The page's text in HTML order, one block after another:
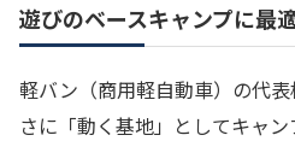
遊びのベースキャンプに最
軽バン（商用軽自動車）の代
さに「動く基地」としてキャン